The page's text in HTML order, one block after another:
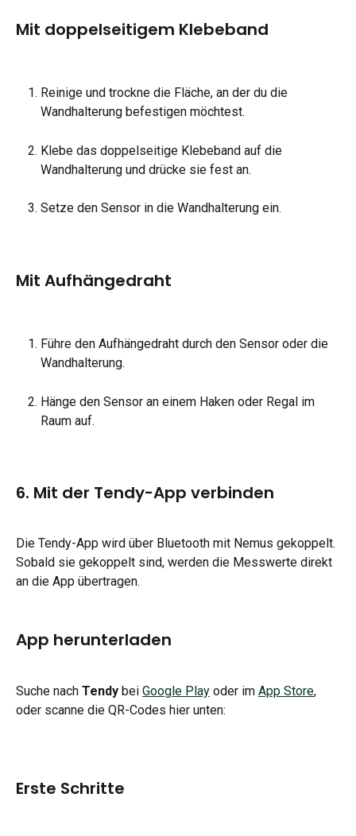
Mit doppelseitigem Klebeband
Reinige und trockne die Fläche, an der du die
Wandhalterung befestigen möchtest.
Klebe das doppelseitige Klebeband auf die
Wandhalterung und drücke sie fest an.
Setze den Sensor in die Wandhalterung ein.
Mit Aufhängedraht
Führe den Aufhängedraht durch den Sensor oder die
Wandhalterung.
Hänge den Sensor an einem Haken oder Regal im
Raum auf.
6. Mit der Tendy-App verbinden
Die Tendy-App wird über Bluetooth mit Nemus gekoppelt.
Sobald sie gekoppelt sind, werden die Messwerte direkt
an die App übertragen.
App herunterladen
Suche nach Tendy bei Google Play oder im App Store,
oder scanne die QR-Codes hier unten:
Erste Schritte